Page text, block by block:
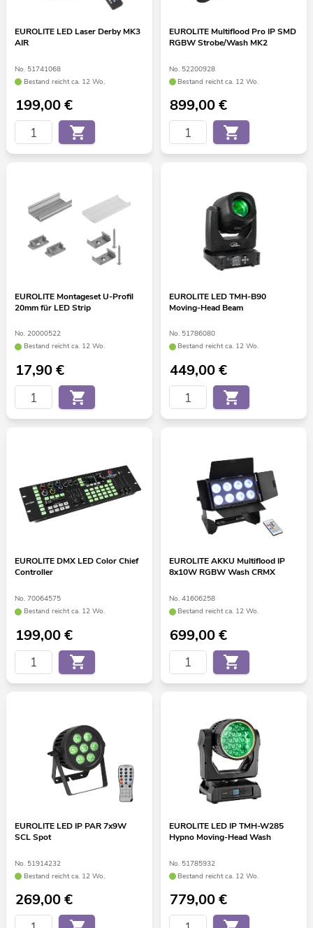
EUROLITE LED Laser Derby MK3
AIR
No. 51741068
Bestand reicht ca. 12 Wo.
199,00€
EUROLITE Multiflood Pro IP SMD
RGBW Strobe/Wash MK2
No. 52200928
Bestand reicht ca. 12 Wo.
899,00€
EUROLITE Montageset U-Profil
20mm für LED Strip
No. 20000522
Bestand reicht ca. 12 Wo.
17,90€
EUROLITE LED TMH-B90
Moving-Head Beam
No. 51786080
Bestand reicht ca. 12 Wo.
449,00€
EUROLITE DMX LED Color Chief
Controller
No. 70064575
Bestand reicht ca. 12 Wo.
199,00€
EUROLITE AKKU Multiflood IP
8x10W RGBW Wash CRMX
No. 41606258
Bestand reicht ca. 12 Wo.
699,00€
EUROLITE LED IP PAR 7x9W
SCL Spot
No. 51914232
Bestand reicht ca. 12 Wo.
269,00€
EUROLITE LED IP TMH-W285
Hypno Moving-Head Wash
No. 51785932
Bestand reicht ca. 12 Wo.
779,00€